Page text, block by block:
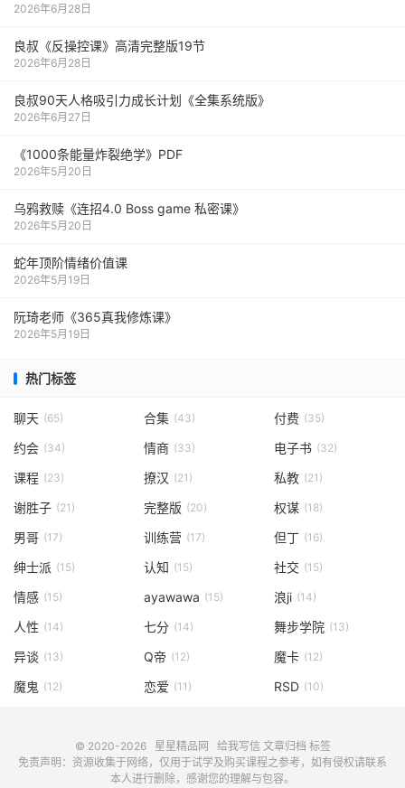
2026年6月28日
良叔《反操控课》高清完整版19节
2026年6月28日
良叔90天人格吸引力成长计划《全集系统版》
2026年6月27日
《1000‮能条‬‎量‮裂炸‬‎绝学》PDF
2026年5月20日
乌鸦救赎《连招4.0 Boss game 私密课》
2026年5月20日
蛇年顶阶情绪价值课
2026年5月19日
阮琦老师《365真我修炼课》
2026年5月19日
热门标签
聊天 (65) 合集 (43) 付费 (35)
约会 (34) 情商 (33) 电子书 (32)
课程 (23) 撩汉 (21) 私教 (21)
谢胜子 (21) 完整版 (20) 权谋 (18)
男哥 (17) 训练营 (17) 但丁 (16)
绅士派 (15) 认知 (15) 社交 (15)
情感 (15) ayawawa (15) 浪ji (14)
人性 (14) 七分 (14) 舞步学院 (13)
异谈 (13) Q帝 (12) 魔卡 (12)
魔鬼 (12) 恋爱 (11) RSD (10)
© 2020-2026 星星精品网 给我写信 文章归档 标签
免责声明：资源收集于网络，仅用于试学及购买课程之参考，如有侵权请联系
本人进行删除，感谢您的理解与包容。